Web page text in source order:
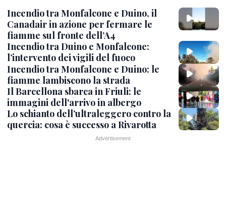
Incendio tra Monfalcone e Duino, il
Canadair in azione per fermare le
fiamme sul fronte dell’A4
Incendio tra Duino e Monfalcone:
l’intervento dei vigili del fuoco
Incendio tra Monfalcone e Duino: le
fiamme lambiscono la strada
Il Barcellona sbarca in Friuli: le
immagini dell'arrivo in albergo
Lo schianto dell’ultraleggero contro la
quercia: cosa è successo a Rivarotta